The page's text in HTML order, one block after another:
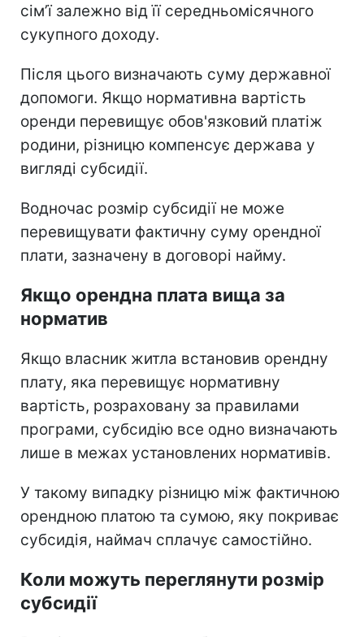
сім’ї залежно від її середньомісячного
сукупного доходу.
Після цього визначають суму державної
допомоги. Якщо нормативна вартість
оренди перевищує обов'язковий платіж
родини, різницю компенсує держава у
вигляді субсидії.
Водночас розмір субсидії не може
перевищувати фактичну суму орендної
плати, зазначену в договорі найму.
Якщо орендна плата вища за
норматив
Якщо власник житла встановив орендну
плату, яка перевищує нормативну
вартість, розраховану за правилами
програми, субсидію все одно визначають
лише в межах установлених нормативів.
У такому випадку різницю між фактичною
орендною платою та сумою, яку покриває
субсидія, наймач сплачує самостійно.
Коли можуть переглянути розмір
субсидії